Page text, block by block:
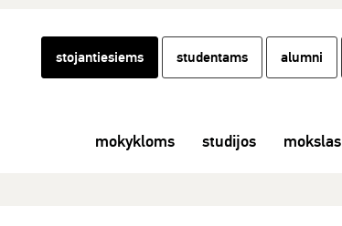
stojantiesiems studentams alumni
mokykloms studijos mokslas